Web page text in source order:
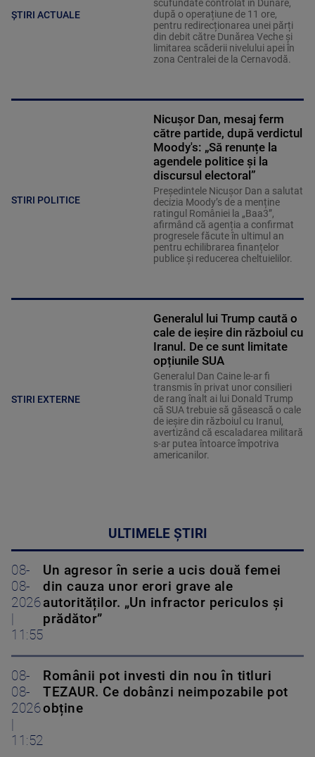
ȘTIRI ACTUALE
scufundate controlat în Dunăre,
după o operațiune de 11 ore,
pentru redirecționarea unei părți
din debit către Dunărea Veche și
limitarea scăderii nivelului apei în
zona Centralei de la Cernavodă.
STIRI POLITICE
Nicușor Dan, mesaj ferm
către partide, după verdictul
Moody's: „Să renunțe la
agendele politice şi la
discursul electoral”
Președintele Nicușor Dan a salutat
decizia Moody’s de a menține
ratingul României la „Baa3”,
afirmând că agenția a confirmat
progresele făcute în ultimul an
pentru echilibrarea finanțelor
publice și reducerea cheltuielilor.
STIRI EXTERNE
Generalul lui Trump caută o
cale de ieșire din războiul cu
Iranul. De ce sunt limitate
opțiunile SUA
Generalul Dan Caine le-ar fi
transmis în privat unor consilieri
de rang înalt ai lui Donald Trump
că SUA trebuie să găsească o cale
de ieșire din războiul cu Iranul,
avertizând că escaladarea militară
s-ar putea întoarce împotriva
americanilor.
ULTIMELE ȘTIRI
08-
08-
2026
11:55
Un agresor în serie a ucis două femei
din cauza unor erori grave ale
autorităților. „Un infractor periculos și
prădător”
08-
08-
2026
11:52
Românii pot investi din nou în titluri
TEZAUR. Ce dobânzi neimpozabile pot
obține